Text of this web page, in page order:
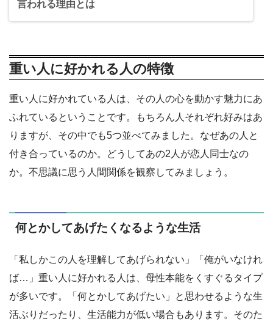
言われる理由とは
重い人に好かれる人の特徴
重い人に好かれている人は、その人の心を動かす魅力にあ
ふれているということです。もちろん人それぞれ好みはあ
りますが、その中でも5つ並べてみました。なぜあの人と
付き合っているのか。どうしてあの2人が恋人同士なの
か。不思議に思う人間関係を観察してみましょう。
何とかしてあげたくなるような生活
「私しかこの人を理解してあげられない」「俺がいなけれ
ば…」重い人に好かれる人は、母性本能をくすぐるタイプ
が多いです。「何とかしてあげたい」と思わせるような生
活ぶりだったり、生活能力が低い場合もあります。そのた